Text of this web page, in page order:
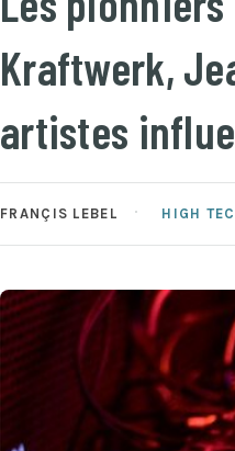
Kraftwerk,
artistes
FRANÇIS LEBEL HIGH